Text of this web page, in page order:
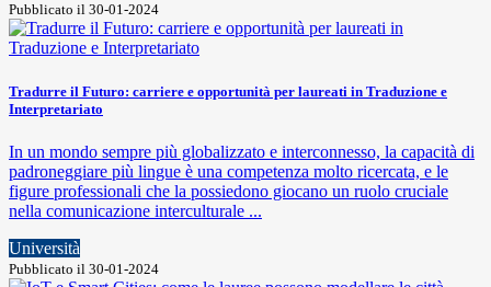
Pubblicato il 30-01-2024
Tradurre il Futuro: carriere e opportunità per laureati in Traduzione e
Interpretariato
In un mondo sempre più globalizzato e interconnesso, la capacità di
padroneggiare più lingue è una competenza molto ricercata, e le
figure professionali che la possiedono giocano un ruolo cruciale
nella comunicazione interculturale ...
Università
Pubblicato il 30-01-2024